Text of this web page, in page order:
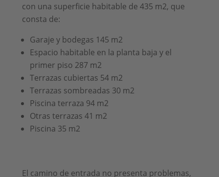
con una superficie habitable de 435 m2, que
consta de:
Garaje y bodegas 145 m2
Espacio habitable en la planta baja y el
primer piso 287 m2
Terrazas cubiertas 54 m2
Terrazas sombreadas 30 m2
Piscina terraza 94 m2
Otras terrazas 41 m2
Piscina 35 m2
El camino de entrada no presenta problemas,